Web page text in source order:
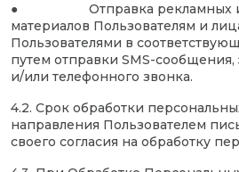
● Отправка рекламных и
материалов Пользователям и
Пользователями в
путем отправки SMS-
и/или телефонного звонка.
4.2. Срок обработки
направления Пользователем
своего согласия на обработку